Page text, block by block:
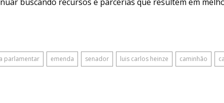
parlamentar emenda senador luis carlos heinze caminhão